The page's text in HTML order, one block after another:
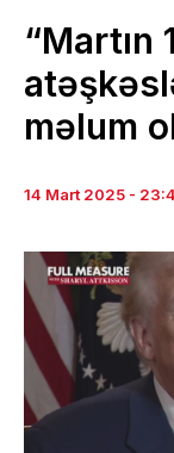
“Martın
məlum
14 Mart 2025 -